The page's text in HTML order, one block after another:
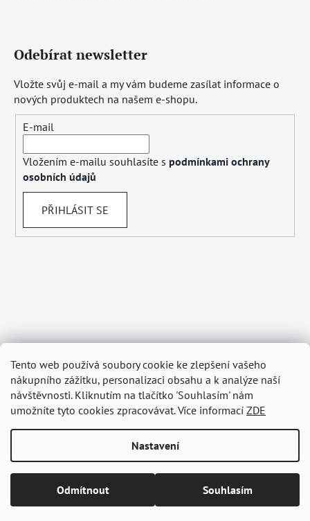
Tento web používá soubory cookie ke zlepšení vašeho
nákupního zážitku, personalizaci obsahu a k analýze naší
návštěvnosti. Kliknutím na tlačítko 'Souhlasím' nám
umožníte tyto cookies zpracovávat. Více informací ZDE
Nastavení
Odmítnout Souhlasím
Odebírat newsletter
Vložte svůj e-mail a my vám budeme zasílat informace o
nových produktech na našem e-shopu.
E-mail
Vložením e-mailu souhlasíte s podmínkami ochrany
osobních údajů
PŘIHLÁSIT SE
Vytvořil Shoptet
Copyright 2026BELAGRY.cz
. Všechna práva vyhrazena.
Upravit nastavení cookies